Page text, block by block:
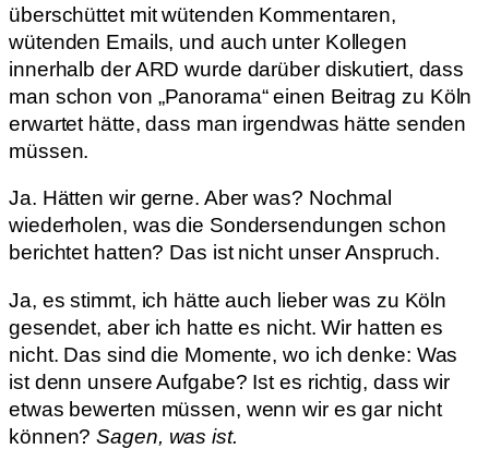
überschüttet mit wütenden Kommentaren,
wütenden Emails, und auch unter Kollegen
innerhalb der ARD wurde darüber diskutiert, dass
man schon von „Panorama“ einen Beitrag zu Köln
erwartet hätte, dass man irgendwas hätte senden
müssen.
Ja. Hätten wir gerne. Aber was? Nochmal
wiederholen, was die Sondersendungen schon
berichtet hatten? Das ist nicht unser Anspruch.
Ja, es stimmt, ich hätte auch lieber was zu Köln
gesendet, aber ich hatte es nicht. Wir hatten es
nicht. Das sind die Momente, wo ich denke: Was
ist denn unsere Aufgabe? Ist es richtig, dass wir
etwas bewerten müssen, wenn wir es gar nicht
können?Sagen, was ist.